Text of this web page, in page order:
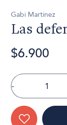
Gabi Martinez
Las
$6.900
-